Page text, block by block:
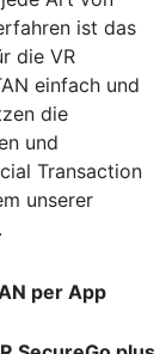
ist das
die VR
einfach und
die
und
Transaction
unserer
per App